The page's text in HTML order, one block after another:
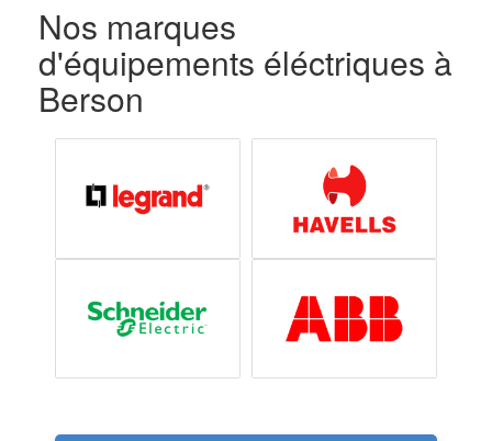
Nos marques
d'équipements éléctriques à
Berson